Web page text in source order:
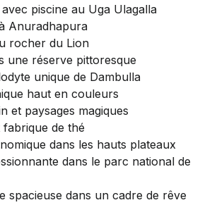
piscine au Uga Ulagalla
Anuradhapura
rocher du Lion
une réserve pittoresque
unique de Dambulla
haut en couleurs
et paysages magiques
de thé
dans les hauts plateaux
dans le parc national de
spacieuse dans un cadre de rêve